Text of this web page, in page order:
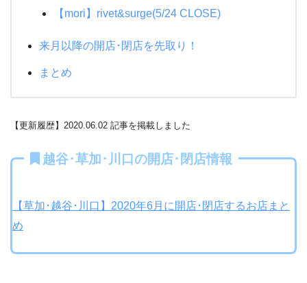
【mori】rivet&surge(5/24 CLOSE)
来月以降の開店･閉店を先取り！
まとめ
【更新履歴】2020.06.02 記事を掲載しました
越谷･草加･川口の開店･閉店情報
【草加･越谷･川口】2020年6月に開店･閉店するお店まと
め